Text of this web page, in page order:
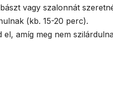
vagy szalonnát
(kb. 15-20 perc).
amíg meg nem